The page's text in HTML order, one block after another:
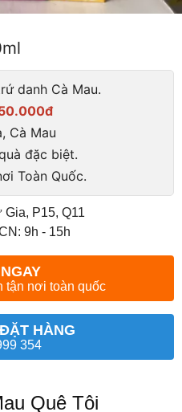
danh Cà Mau.
Cà Mau
đặc biệt.
Toàn Quốc.
P15, Q11
9h - 15h
tận nơi toàn quốc
HÀNG
354
Quê Tôi